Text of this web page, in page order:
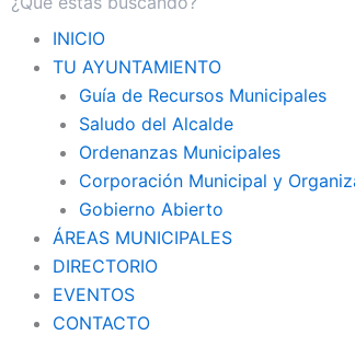
INICIO
TU AYUNTAMIENTO
Guía de Recursos Municipales
Saludo del Alcalde
Ordenanzas Municipales
Corporación Municipal y
Gobierno Abierto
ÁREAS MUNICIPALES
DIRECTORIO
EVENTOS
CONTACTO